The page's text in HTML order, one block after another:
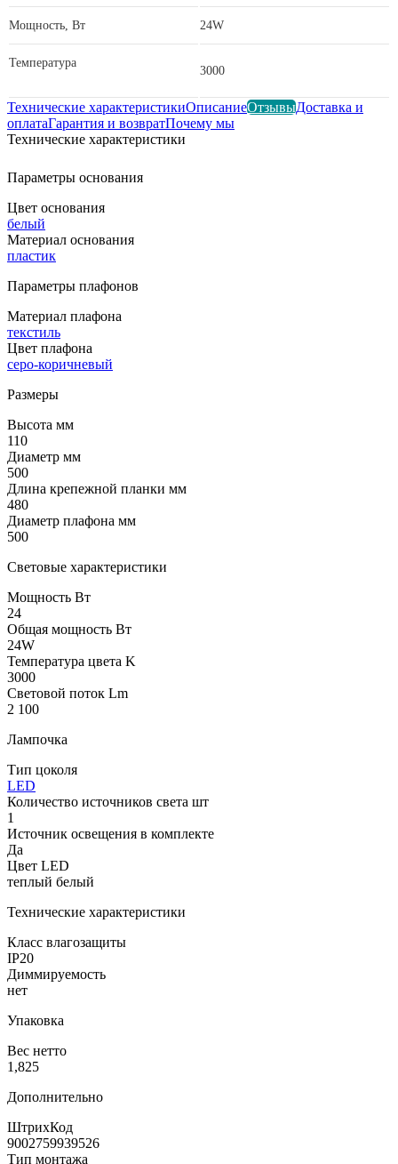
Мощность, Вт 24W
Температура
3000
Технические характеристикиОписаниеОтзывыДоставка и
оплатаГарантия и возвратПочему мы
Технические характеристики
Параметры основания
Цвет основания
белый
Материал основания
пластик
Параметры плафонов
Материал плафона
текстиль
Цвет плафона
серо-коричневый
Размеры
Высота мм
110
Диаметр мм
500
Длина крепежной планки мм
480
Диаметр плафона мм
500
Световые характеристики
Мощность Вт
24
Общая мощность Вт
24W
Температура цвета K
3000
Световой поток Lm
2 100
Лампочка
Тип цоколя
LED
Количество источников света шт
1
Источник освещения в комплекте
Да
Цвет LED
теплый белый
Технические характеристики
Класс влагозащиты
IP20
Диммируемость
нет
Упаковка
Вес нетто
1,825
Дополнительно
ШтрихКод
9002759939526
Тип монтажа